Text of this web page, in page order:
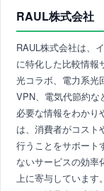
RAUL株式会社
RAUL株式会社は、
に特化した比較情報
光コラボ、電力系光
VPN、電気代節約な
必要な情報をわかり
は、消費者がコスト
行うことをサポート
ないサービスの効率
上に寄与しています